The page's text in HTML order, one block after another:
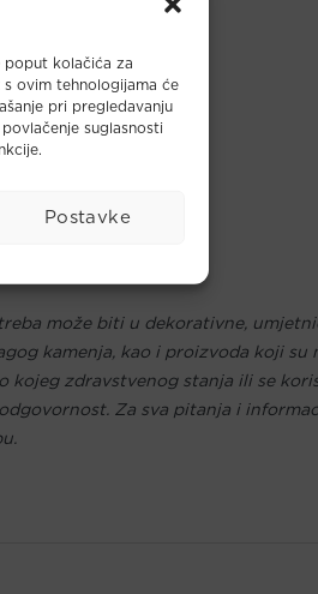
poput kolačića za
ovim tehnologijama će
pri pregledavanju
suglasnosti
Postavke
može biti u dekorativne,
kamenja, kao i proizvoda koji su
zdravstvenog stanja ili se
Za sva pitanja i